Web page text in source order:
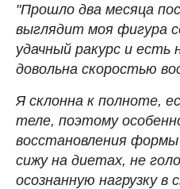
"Прошло два месяца
выглядит моя фигура
удачный ракурс и
довольна скоростью
Я склонна к полноте,
теле, поэтому
восстановления
сижу на диетах, не
осознанную нагрузку в